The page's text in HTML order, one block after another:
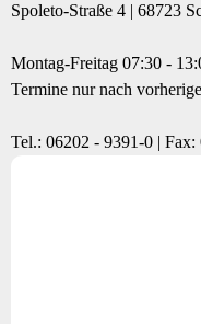
Spoleto-Straße 4 | 68723
Montag-Freitag 07:30 -
Termine nur nach
Tel.: 06202 - 9391-0 |